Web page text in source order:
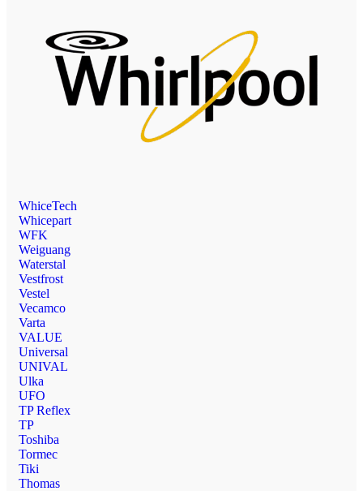
WhiceTech
Whicepart
WFK
Weiguang
Waterstal
Vestfrost
Vestel
Vecamco
Varta
VALUE
Universal
UNIVAL
Ulka
UFO
TP Reflex
TP
Toshiba
Tormec
Tiki
Thomas